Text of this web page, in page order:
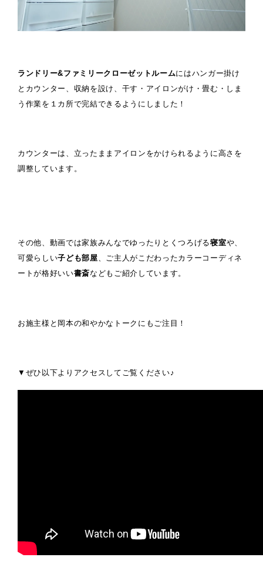
ランドリー&ファミリークローゼットルームにはハンガー掛け
とカウンター、収納を設け、干す・アイロンがけ・畳む・しま
う作業を１カ所で完結できるようにしました！
カウンターは、立ったままアイロンをかけられるように高さを
調整しています。
その他、動画では家族みんなでゆったりとくつろげる寝室や、
可愛らしい子ども部屋、ご主人がこだわったカラーコーディネ
ートが格好いい書斎などもご紹介しています。
お施主様と岡本の和やかなトークにもご注目！
▼ぜひ以下よりアクセスしてご覧ください♪